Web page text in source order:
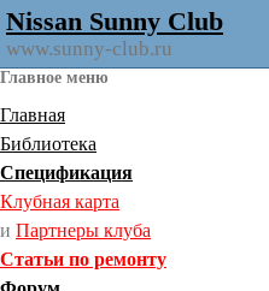
Nissan Sunny Club
www.sunny-club.ru
Главное меню
Главная
Библиотека
Спецификация
Клубная карта
и Партнеры клуба
Статьи по ремонту